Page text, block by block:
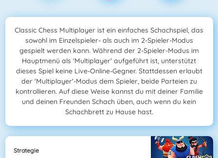
Classic Chess Multiplayer ist ein einfaches Schachspiel, das
sowohl im Einzelspieler- als auch im 2-Spieler-Modus
gespielt werden kann. Während der 2-Spieler-Modus im
Hauptmenü als 'Multiplayer' aufgeführt ist, unterstützt
dieses Spiel keine Live-Online-Gegner. Stattdessen erlaubt
der 'Multiplayer'-Modus dem Spieler, beide Parteien zu
kontrollieren. Auf diese Weise kannst du mit deiner Familie
und deinen Freunden Schach üben, auch wenn du kein
Schachbrett zu Hause hast.
Strategie